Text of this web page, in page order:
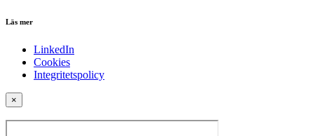
Läs mer
LinkedIn
Cookies
Integritetspolicy
×